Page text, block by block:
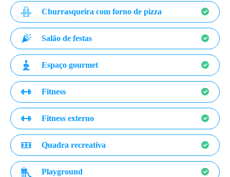
Churrasqueira com forno de pizza
Salão de festas
Espaço gourmet
Fitness
Fitness externo
Quadra recreativa
Playground